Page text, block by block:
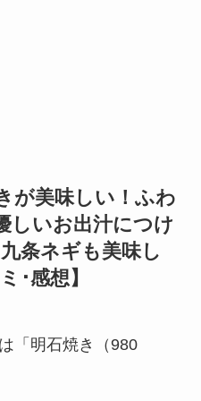
が美味しい！ふわ
しいお出汁につけ
条ネギも美味し
･感想】
「明石焼き（980